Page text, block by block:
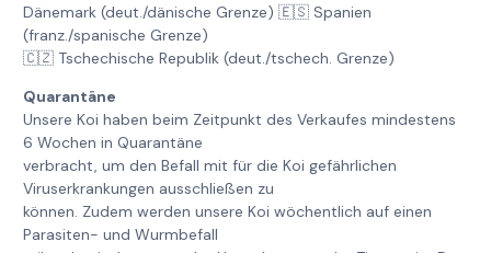
Dänemark (deut./dänische Grenze) 🇪🇸 Spanien
(franz./spanische Grenze)
🇨🇿 Tschechische Republik (deut./tschech. Grenze)
Quarantäne
Unsere Koi haben beim Zeitpunkt des Verkaufes mindestens
6 Wochen in Quarantäne
verbracht, um den Befall mit für die Koi gefährlichen
Viruserkrankungen ausschließen zu
können. Zudem werden unsere Koi wöchentlich auf einen
Parasiten- und Wurmbefall